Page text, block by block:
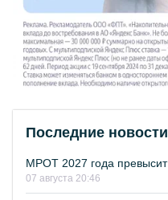
Последние новости
МРОТ 2027 года превысит
07 августа 20:46